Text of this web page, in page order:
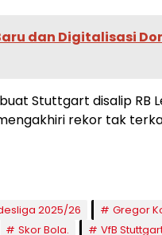
dan Digitalisasi
Stuttgart disalip RB
rekor tak
2025/26 Gregor
Skor Bola. VfB